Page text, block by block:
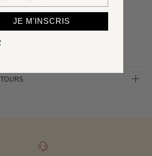
à 100% de polyester.
machine à 30°, programme délicat.
à faible température.
JE M'INSCRIS